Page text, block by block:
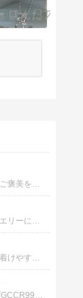
頑張ってきたあなたへ。今日の自分を輝かせるご褒美を選んでください
オパールをリフォームする際、どのようなジュエリーにするか選択してください
ピンクサファイアの取り巻きリングは華やかで着けやすい。春のイベントにぴったり。リング枠のリフォームも可能。ご希望に合わせたカスタマイズも可能ですか？